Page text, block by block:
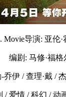
Movie导演: 亚伦
编剧: 马修·福格
乔伊 / 查理·戴 /
/ 爱情 / 科幻 / 动